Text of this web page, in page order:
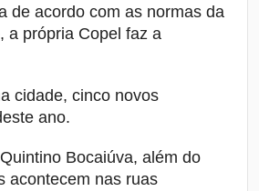
de acordo com as normas da
a própria Copel faz a
cidade, cinco novos
ano.
Bocaiúva, além do
acontecem nas ruas